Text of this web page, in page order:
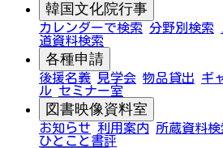
韓国文化院行事
カレンダーで検索 分野別検索
道資料検索
各種申請
後援名義 見学会 物品貸出 ギ
ル セミナー室
図書映像資料室
お知らせ 利用案内 所蔵資料検
ひとこと書評